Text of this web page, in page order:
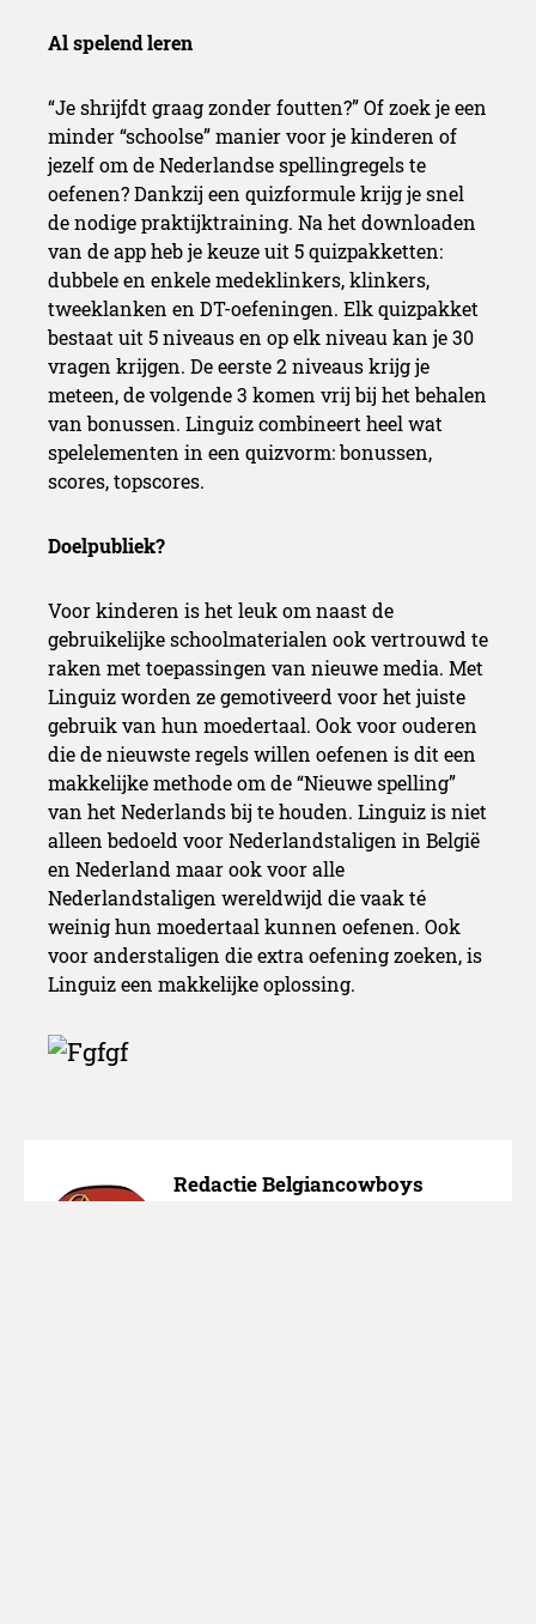
Al spelend leren
“Je shrijfdt graag zonder foutten?” Of zoek je een
minder “schoolse” manier voor je kinderen of
jezelf om de Nederlandse spellingregels te
oefenen? Dankzij een quizformule krijg je snel
de nodige praktijktraining. Na het downloaden
van de app heb je keuze uit 5 quizpakketten:
dubbele en enkele medeklinkers, klinkers,
tweeklanken en DT-oefeningen. Elk quizpakket
bestaat uit 5 niveaus en op elk niveau kan je 30
vragen krijgen. De eerste 2 niveaus krijg je
meteen, de volgende 3 komen vrij bij het behalen
van bonussen. Linguiz combineert heel wat
spelelementen in een quizvorm: bonussen,
scores, topscores.
Doelpubliek?
Voor kinderen is het leuk om naast de
gebruikelijke schoolmaterialen ook vertrouwd te
raken met toepassingen van nieuwe media. Met
Linguiz worden ze gemotiveerd voor het juiste
gebruik van hun moedertaal. Ook voor ouderen
die de nieuwste regels willen oefenen is dit een
makkelijke methode om de “Nieuwe spelling”
van het Nederlands bij te houden. Linguiz is niet
alleen bedoeld voor Nederlandstaligen in België
en Nederland maar ook voor alle
Nederlandstaligen wereldwijd die vaak té
weinig hun moedertaal kunnen oefenen. Ook
voor anderstaligen die extra oefening zoeken, is
Linguiz een makkelijke oplossing.
Redactie Belgiancowboys